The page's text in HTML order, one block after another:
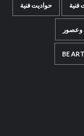
فنية حواديت فنية
وعصور